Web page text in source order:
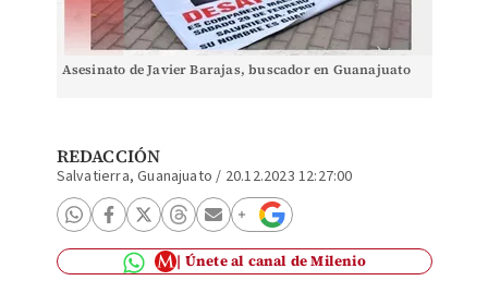
Asesinato de Javier Barajas, buscador en Guanajuato
REDACCIÓN
Salvatierra, Guanajuato / 20.12.2023 12:27:00
Únete al canal de Milenio